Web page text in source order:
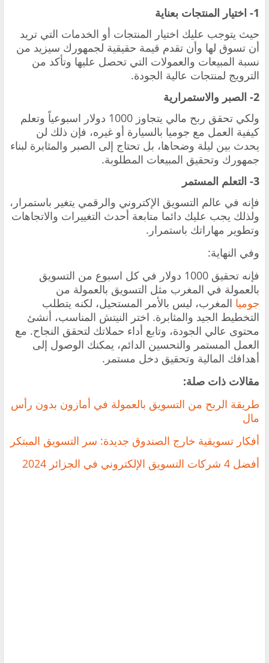
1- اختيار المنتجات بعناية
حيث يتوجب عليك اختيار المنتجات أو الخدمات التي تريد
أن تسوق لها وأن تقدم قيمة حقيقية لجمهورك سيزيد من
نسبة المبيعات والعمولات التي تحصل عليها وتأكد من
الترويج لمنتجات عالية الجودة.
2- الصبر والاستمرارية
ولكي تحقق ربح مالي يتجاوز 1000 دولار اسبوعياً وتعلم
كيفية العمل مع جوميا بالسيارة أو غيره، فإن ذلك لن
يحدث بين ليلة وضحاها، بل تحتاج إلى الصبر والمثابرة لبناء
جمهورك وتحقيق المبيعات المطلوبة.
3- التعلم المستمر
فإنه في عالم التسويق الإكتروني والرقمي يتغير باستمرار،
ولذلك يجب عليك دائما متابعة أحدث التغييرات والاتجاهات
وتطوير مهاراتك باستمرار.
وفي النهاية:
فإنه تحقيق 1000 دولار في كل اسبوع من التسويق
بالعمولة في المغرب مثل التسويق بالعمولة من
جوميا المغرب، ليس بالأمر المستحيل، لكنه يتطلب
التخطيط الجيد والمثابرة. اختر النيتش المناسب، أنشئ
محتوى عالي الجودة، وتابع أداء حملاتك لتحقق النجاح. مع
العمل المستمر والتحسين الدائم، يمكنك الوصول إلى
أهدافك المالية وتحقيق دخل مستمر.
مقالات ذات صلة:
طريقة الربح من التسويق بالعمولة في أمازون بدون رأس
مال
أفكار تسويقية خارج الصندوق جديدة: سر التسويق المبتكر
أفضل 4 شركات التسويق الإلكتروني في الجزائر 2024